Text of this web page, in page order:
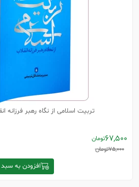
تربیت اسلامی از نگاه رهبر فرزانه
67,500تومان
75,000تومان
افزودن به سبد